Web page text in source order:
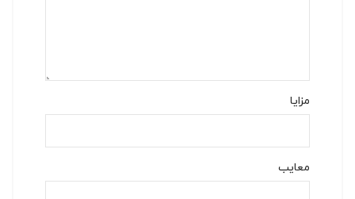
مزایا
معایب